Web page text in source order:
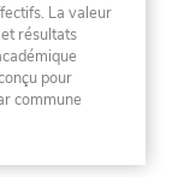
La valeur
résultats
pour
commune